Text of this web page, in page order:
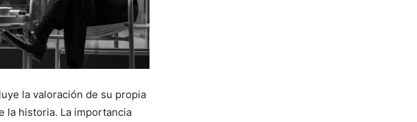
la valoración de su propia
la historia. La importancia